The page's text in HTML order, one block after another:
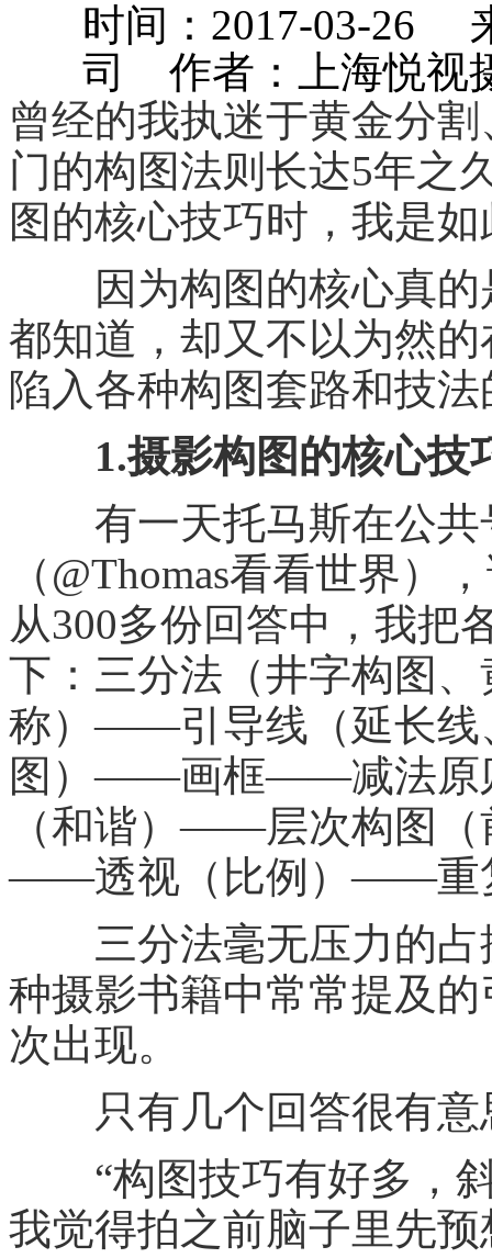
时间：2017-03-26
司 作者：上海悦视
曾经的我执迷于黄金分
门的构图法则长达5年之
图的核心技巧时，我是
因为构图的核心真的
都知道，却又不以为然
陷入各种构图套路和技
1.摄影构图的核心技
有一天托马斯在公共
（@Thomas看看世界）
从300多份回答中，我把
下：三分法（井字构图
称）——引导线（延长
图）——画框——减法
（和谐）——层次构图
——透视（比例）——重
三分法毫无压力的占
种摄影书籍中常常提及
次出现。
只有几个回答很有意
“构图技巧有好多，斜
我觉得拍之前脑子里先